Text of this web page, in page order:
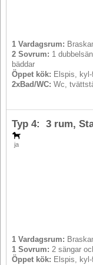
1 Vardagsrum:
2 Sovrum: 1
bäddar
Öppet kök: Elspis,
2xBad/WC: Wc,
ja
Typ 4: 3 rum,
1 Vardagsrum:
1 Sovrum: 2 sängar
Öppet kök: Elspis,